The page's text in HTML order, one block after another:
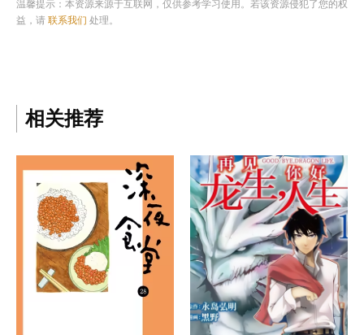
温馨提示：本资源来源于互联网，仅供参考学习使用。若该资源侵犯了您的权
益，请 联系我们 处理。
相关推荐